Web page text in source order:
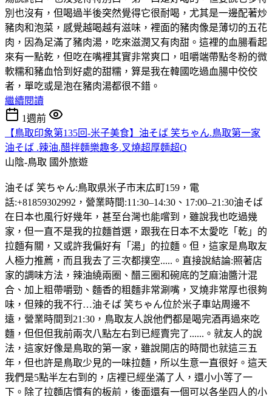
別也沒有，但喝過半後突然覺得它很耐喝，尤其是一邊配著炒
豬肉和泡菜，感覺越喝越有滋味，裡面的豬肉像是薄切的五花
肉，因為足滿了豬肉湯，吃來滋潤又有肉甜。這裡的血腸看起
來有一點乾，但吃在嘴裡其實非常爽口，咀嚼端帶點冬粉的微
軟糯和豬血恰到好處的甜糯，算是我在韓國吃過血腸中佼佼
者，單吃或是泡在豬肉湯都很不錯。
繼續閱讀
1週前
【鳥取印象第135回-米子美食】油そば 笑ちゃん.鳥取第一家
油そば .辣油.醋拌麵樂趣多.叉燒超厚麵超Q
山陰-鳥取 國外旅遊
油そば 笑ちゃん:鳥取県米子市末広町159，電
話:+81859302992，營業時間:11:30–14:30、17:00–21:30油そば
在日本也風行好幾年，甚至台灣也能嚐到，雖說我也吃過幾
家，但一直不是我的拉麵首選，跟我在日本不太愛吃「乾」的
拉麵有關，又或許我偏好有「湯」的拉麵。但，這家是鳥取友
人極力推薦，而且我去了三次都撲空.....。直接說結論:照著店
家的調味方法，辣油繞兩圈、醋三圈和碗底的芝麻油醬汁混
合、加上粗帶嚼勁、麵香的粗麵非常涮嘴，叉燒非常厚也很夠
味，但辣的我不行…油そば 笑ちゃん位於米子車站周邊不
遠，營業時間到21:30，鳥取友人說他們都是喝完酒再過來吃
麵，但但但我前兩次八點左右到已經賣完了......。就友人的說
法，這家好像是鳥取的第一家，雖說開店的時間也就這三五
年，但也許是鳥取少見的一味拉麵，所以生意一直很好。這天
我們是5點半左右到的，店裡已經坐滿了人，還小小等了一
下。除了拉麵店慣有的板前，後面還有一個可以各坐四人的小